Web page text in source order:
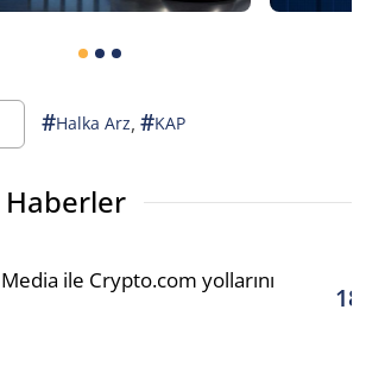
#Halka Arz, #KAP
Haberler
ile Crypto.com yollarını